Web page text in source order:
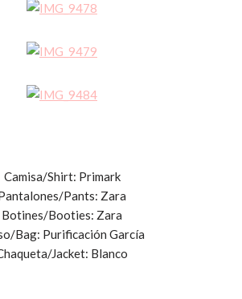
Camisa/Shirt: Primark
Pants: Zara
Botines/Booties: Zara
Bag: Purificación García
Jacket: Blanco